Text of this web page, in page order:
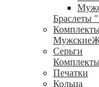
Браслеты
Мужские
Серьги
Печатки
Кольца